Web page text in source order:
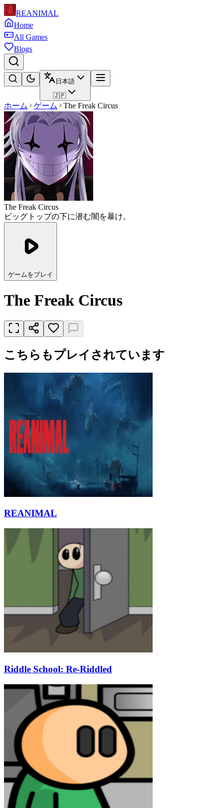
REANIMAL
Home
All Games
Blogs
日本語
🇯🇵
ホーム ゲーム The Freak Circus
The Freak Circus
ビッグトップの下に潜む闇を暴け。
ゲームをプレイ
The Freak Circus
こちらもプレイされています
REANIMAL
Riddle School: Re-Riddled